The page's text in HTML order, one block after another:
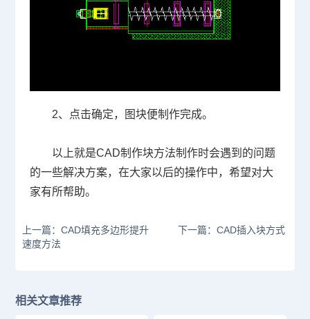
2、点击确定，图块便制作完成。
以上就是CAD制作块方法制作时会遇到的问题
的一些解决方案，在大家以后的操作中，希望对大
家有所帮助。
上一篇：CAD填充多边形提升
速度方法
下一篇：CAD插入块方式
相关文章推荐